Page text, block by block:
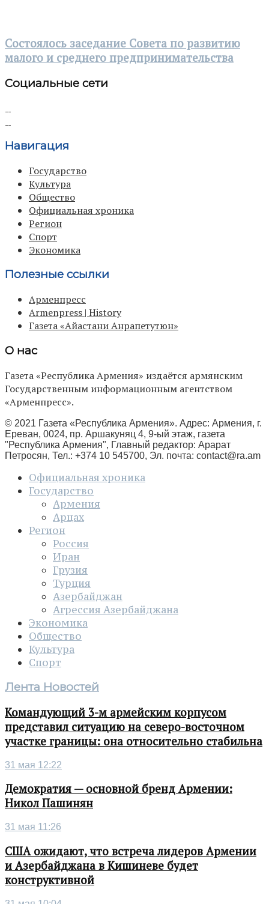
Состоялось заседание Совета по развитию
малого и среднего предпринимательства
Социальные сети
Навигация
Государство
Культура
Общество
Официальная хроника
Регион
Спорт
Экономика
Полезные ссылки
Арменпресс
Armenpress | History
Газета «Айастани Анрапетутюн»
О нас
Газета «Республика Армения» издаётся армянским
Государственным информационным агентством
«Арменпресс».
© 2021 Газета «Республика Армения». Адрес: Армения, г.
Ереван, 0024, пр. Аршакуняц 4, 9-ый этаж, газета
"Республика Армения", Главный редактор: Арарат
Петросян, Тел.: +374 10 545700, Эл. почта: contact@ra.am
Официальная хроника
Государство
Армения
Арцах
Регион
Россия
Иран
Грузия
Турция
Азербайджан
Агрессия Азербайджана
Экономика
Общество
Культура
Спорт
Лента Новостей
Командующий 3-м армейским корпусом
представил ситуацию на северо-восточном
участке границы: она относительно стабильна
31 мая 12:22
Демократия — основной бренд Армении:
Никол Пашинян
31 мая 11:26
США ожидают, что встреча лидеров Армении
и Азербайджана в Кишиневе будет
конструктивной